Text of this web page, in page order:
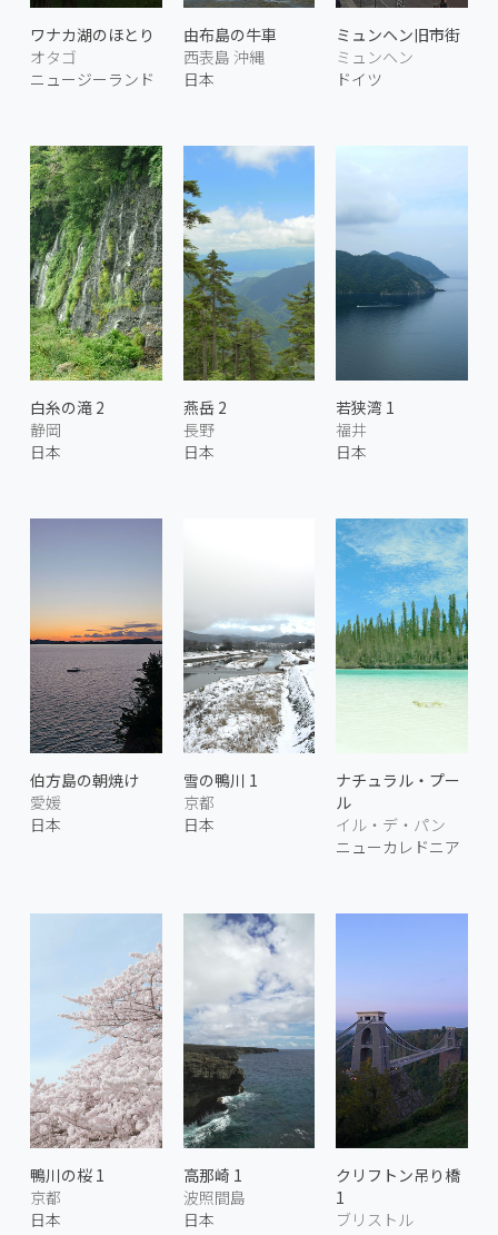
ワナカ湖のほとり
オタゴ
ニュージーランド
由布島の牛車
西表島 沖縄
日本
ミュンヘン旧市街
ミュンヘン
ドイツ
白糸の滝 2
静岡
日本
燕岳 2
長野
日本
若狭湾 1
福井
日本
伯方島の朝焼け
愛媛
日本
雪の鴨川 1
京都
日本
ナチュラル・プー
ル
イル・デ・パン
ニューカレドニア
鴨川の桜 1
京都
日本
高那崎 1
波照間島
日本
クリフトン吊り橋
1
ブリストル